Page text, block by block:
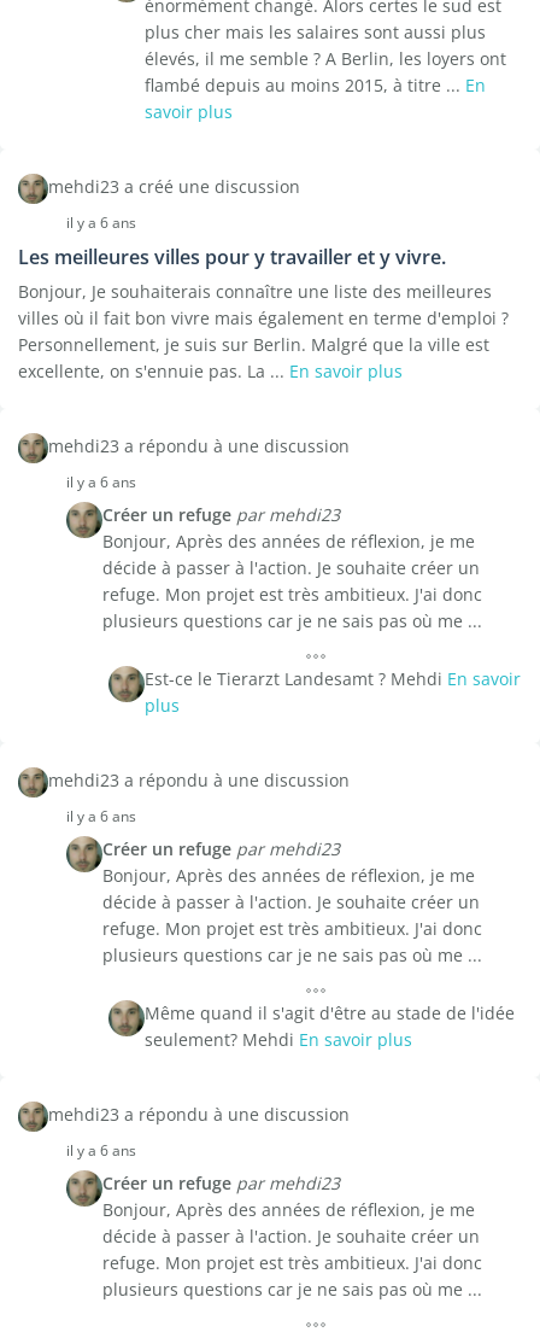
énormément changé. Alors certes le sud est
plus cher mais les salaires sont aussi plus
élevés, il me semble ? A Berlin, les loyers ont
flambé depuis au moins 2015, à titre ... En
savoir plus
mehdi23 a créé une discussion
il y a 6 ans
Les meilleures villes pour y travailler et y vivre.
Bonjour, Je souhaiterais connaître une liste des meilleures
villes où il fait bon vivre mais également en terme d'emploi ?
Personnellement, je suis sur Berlin. Malgré que la ville est
excellente, on s'ennuie pas. La ... En savoir plus
mehdi23 a répondu à une discussion
il y a 6 ans
Créer un refuge par mehdi23
Bonjour, Après des années de réflexion, je me
décide à passer à l'action. Je souhaite créer un
refuge. Mon projet est très ambitieux. J'ai donc
plusieurs questions car je ne sais pas où me ...
Est-ce le Tierarzt Landesamt ? Mehdi En savoir
plus
mehdi23 a répondu à une discussion
il y a 6 ans
Créer un refuge par mehdi23
Bonjour, Après des années de réflexion, je me
décide à passer à l'action. Je souhaite créer un
refuge. Mon projet est très ambitieux. J'ai donc
plusieurs questions car je ne sais pas où me ...
Même quand il s'agit d'être au stade de l'idée
seulement? Mehdi En savoir plus
mehdi23 a répondu à une discussion
il y a 6 ans
Créer un refuge par mehdi23
Bonjour, Après des années de réflexion, je me
décide à passer à l'action. Je souhaite créer un
refuge. Mon projet est très ambitieux. J'ai donc
plusieurs questions car je ne sais pas où me ...